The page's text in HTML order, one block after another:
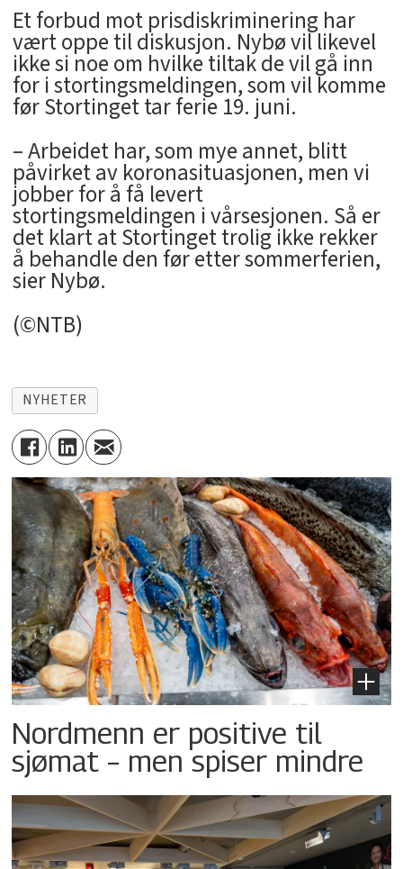
Et forbud mot prisdiskriminering har
vært oppe til diskusjon. Nybø vil likevel
ikke si noe om hvilke tiltak de vil gå inn
for i stortingsmeldingen, som vil komme
før Stortinget tar ferie 19. juni.
– Arbeidet har, som mye annet, blitt
påvirket av koronasituasjonen, men vi
jobber for å få levert
stortingsmeldingen i vårsesjonen. Så er
det klart at Stortinget trolig ikke rekker
å behandle den før etter sommerferien,
sier Nybø.
(©NTB)
NYHETER
Nordmenn er positive til
sjømat – men spiser mindre